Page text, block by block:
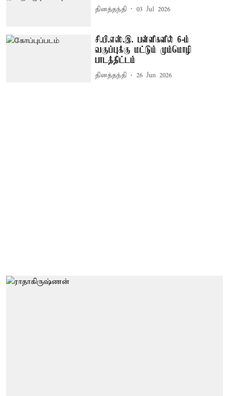
தினத்தந்தி 03 Jul 2026
சி.பி.எஸ்.இ. பள்ளிகளில் 6-ம்
வகுப்புக்கு மட்டும் மும்மொழி
பாடத்திட்டம்
தினத்தந்தி 26 Jun 2026